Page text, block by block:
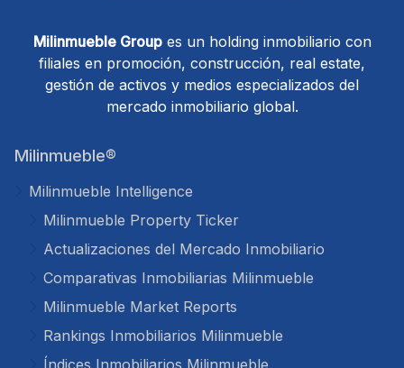
Milinmueble Groupes un holding inmobiliario con
filiales en promoción, construcción, real estate,
gestión de activos y medios especializados del
mercado inmobiliario global.
Milinmueble®
Milinmueble Intelligence
Milinmueble Property Ticker
Actualizaciones del Mercado Inmobiliario
Comparativas Inmobiliarias Milinmueble
Milinmueble Market Reports
Rankings Inmobiliarios Milinmueble
Índices Inmobiliarios Milinmueble